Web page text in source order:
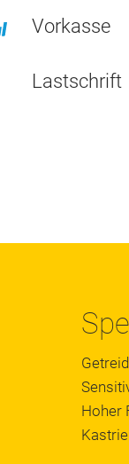
Vorkasse
Lastschrift
Hoher